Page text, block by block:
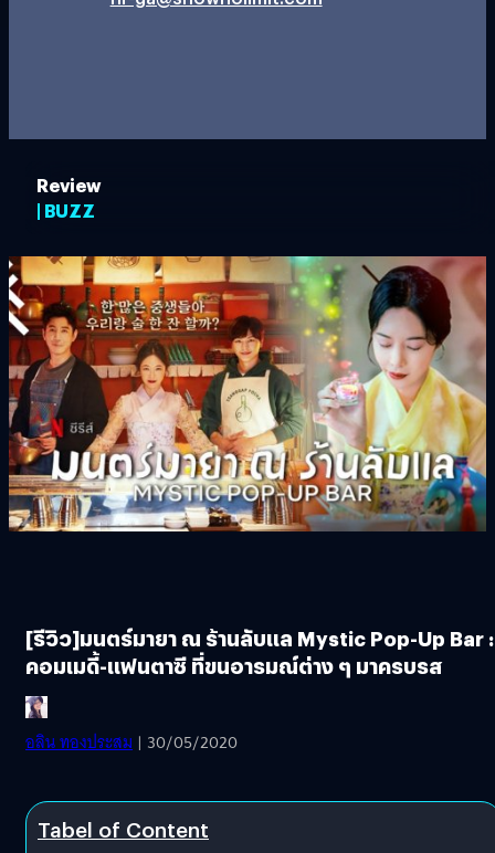
Review
| BUZZ
[รีวิว]มนตร์มายา ณ ร้านลับแล Mystic Pop-Up Bar :
คอมเมดี้-แฟนตาซี ที่ขนอารมณ์ต่าง ๆ มาครบรส
อลิน ทองประสม | 30/05/2020
Tabel of Content